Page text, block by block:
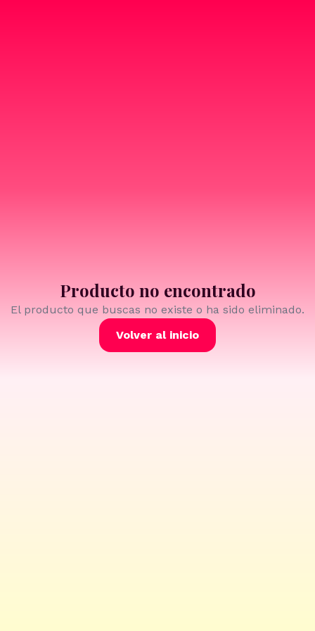
Producto no encontrado
El producto que buscas no existe o ha sido eliminado.
Volver al inicio